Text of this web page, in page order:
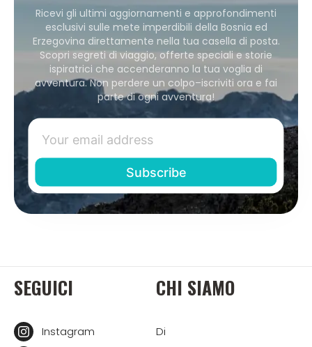
Ricevi gli ultimi aggiornamenti e approfondimenti
esclusivi sulle mete imperdibili della Bosnia ed
Erzegovina direttamente nella tua casella di posta.
Scopri segreti di viaggio, offerte speciali e storie
ispiratrici che accenderanno la tua voglia di
avventura. Non perdere un colpo–iscriviti ora e fai
parte di ogni avventura!
SEGUICI
Instagram
CHI SIAMO
Di